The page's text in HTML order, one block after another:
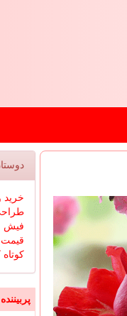
فیش
قیمت
کوتاه